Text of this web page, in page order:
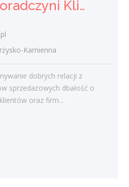
Doradca / Doradczyni Klienta (bankowość)
Kamienna
dobrych relacji z
sprzedażowych dbałość o
oraz firm...